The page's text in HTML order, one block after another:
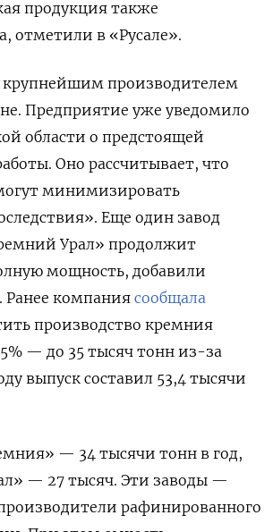
продукция также
отметили в «Русале».
крупнейшим производителем
Предприятие уже уведомило
области о предстоящей
Оно рассчитывает, что
минимизировать
Еще один завод
Урал» продолжит
мощность, добавили
Ранее компания сообщала
производство кремния
— до 35 тысяч тонн из-за
выпуск составил 53,4 тысячи
— 34 тысячи тонн в год,
— 27 тысяч. Эти заводы —
рафинированного